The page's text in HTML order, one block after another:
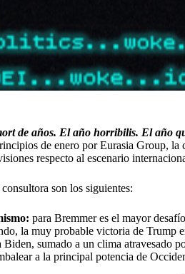
de años. El año horribilis. El año
de enero por Eurasia Group,
respecto al escenario
son los siguientes:
para Bremmer es el mayor
la muy probable victoria de Trump
sumado a un clima atravesado
a la principal potencia de